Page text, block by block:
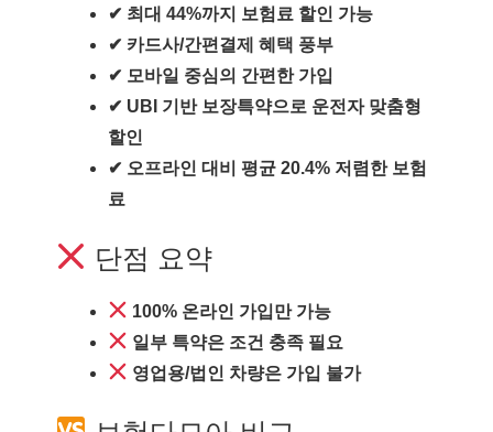
✔ 최대 44%까지 보험료 할인 가능
✔ 카드사/간편결제 혜택 풍부
✔ 모바일 중심의 간편한 가입
✔ UBI 기반 보장특약으로 운전자 맞춤형
할인
✔ 오프라인 대비 평균 20.4% 저렴한 보험
료
단점 요약
100% 온라인 가입만 가능
일부 특약은 조건 충족 필요
영업용/법인 차량은 가입 불가